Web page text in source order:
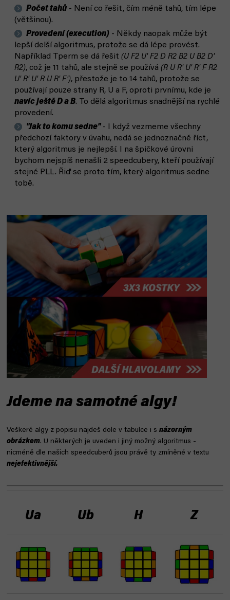
Počet tahů - Není co řešit, čím méně tahů, tím lépe
(většinou).
Provedení (execution) - Někdy naopak může být
lepší delší algoritmus, protože se dá lépe provést.
Například Tperm se dá řešit (U F2 U' F2 D R2 B2 U B2 D'
R2), což je 11 tahů, ale stejně se používá (R U R' U' R' F R2
U' R' U' R U R' F'), přestože je to 14 tahů, protože se
používají pouze strany R, U a F, oproti prvnímu, kde je
navíc ještě D a B. To dělá algoritmus snadnější na rychlé
provedení.
"Jak to komu sedne"- I když vezmeme všechny
předchozí faktory v úvahu, nedá se jednoznačně říct,
který algoritmus je nejlepší. I na špičkové úrovni
bychom nejspíš nenašli 2 speedcubery, kteří používají
stejné PLL. Řiď se proto tím, který algoritmus sedne
tobě.
Jdeme na samotné algy!
Veškeré algy z popisu najdeš dole v tabulce i s názorným
obrázkem. U některých je uveden i jiný možný algoritmus -
nicméně dle našich speedcuberů jsou právě ty zmíněné v textu
nejefektivnější.
Ua Ub H Z